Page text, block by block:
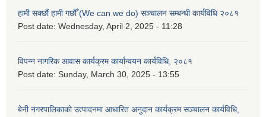
हामी सक्छौं हामी गछौँ (We can we do) सञ्चालन सम्बन्धी कार्यविधि २०८१
Post date: Wednesday, April 2, 2025 - 11:28
विपन्न नागरिक आवास कार्यक्रम कार्यान्वयन कार्यविधि, २०८१
Post date: Sunday, March 30, 2025 - 13:55
बेनी नगरपालिकाको उत्पादनमा आधारित अनुदान कार्यक्रम सञ्‍चालन कार्यविधि,